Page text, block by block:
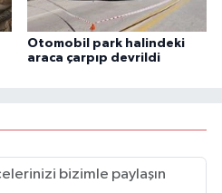
Otomobil park halindeki
araca çarpıp devrildi